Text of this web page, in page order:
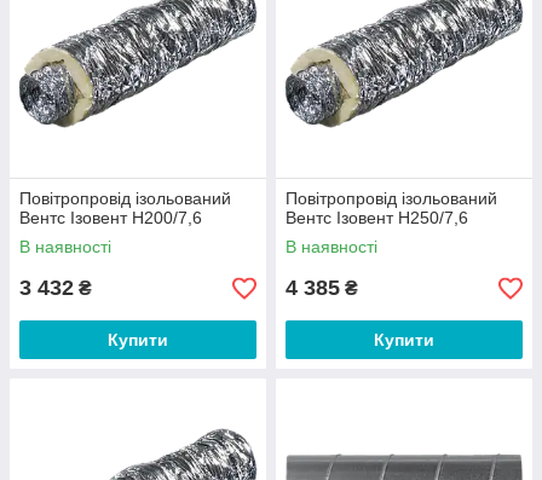
Повітропровід ізольований
Вентс Ізовент Н200/7,6
В наявності
3 432 ₴
Купити
Повітропровід ізольований
Вентс Ізовент Н250/7,6
В наявності
4 385 ₴
Купити